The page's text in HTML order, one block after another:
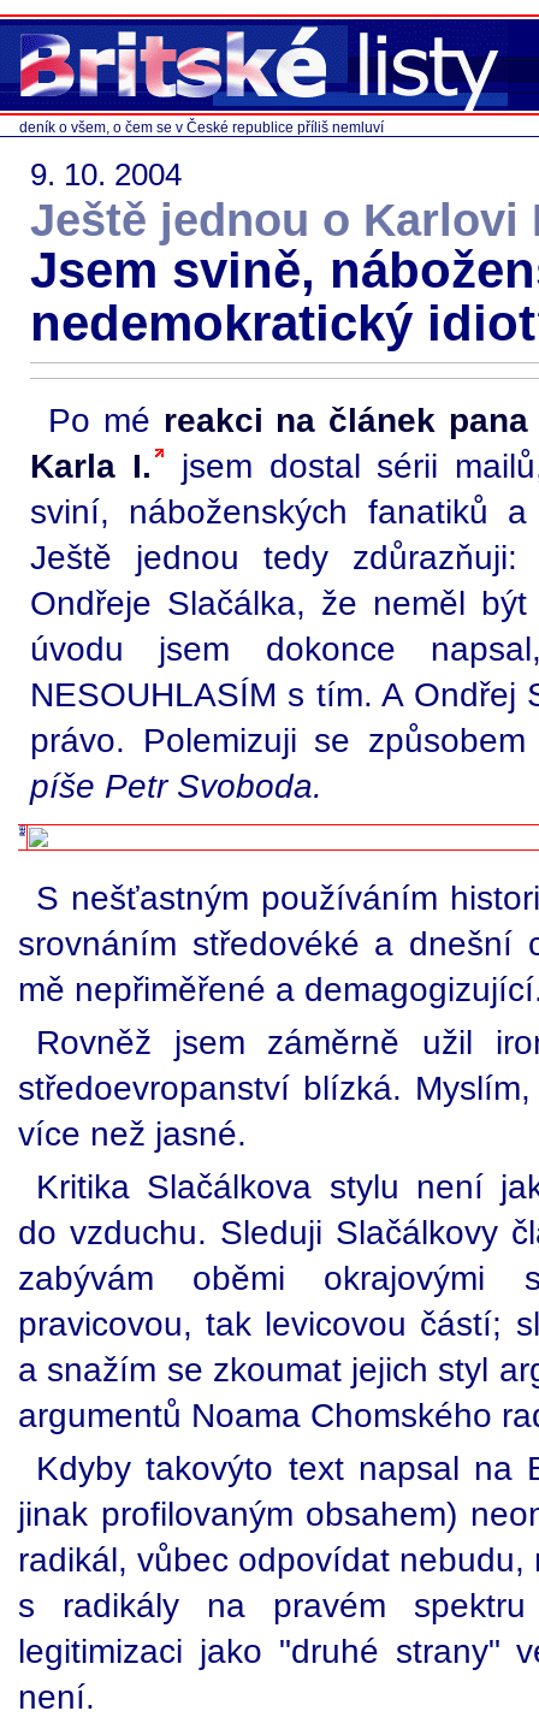
deník o všem, o čem se v České republice příliš nemluví
9. 10. 2004
Ještě jednou o Karlovi
Jsem svině,
nedemokratický
Po mé reakci na článek
Karla I.
jsem dostal sérii
sviní, náboženských fanatiků
Ještě jednou tedy zdůrazňuji:
Ondřeje Slačálka, že neměl
úvodu jsem dokonce
NESOUHLASÍM s tím. A Ondřej
právo. Polemizuji se
píše Petr Svoboda.
S nešťastným používáním
srovnáním středovéké a dnešní
mě nepřiměřené a
Rovněž jsem záměrně užil
středoevropanství blízká.
více než jasné.
Kritika Slačálkova stylu není
do vzduchu. Sleduji Slačálkovy
zabývám oběmi okrajovými
pravicovou, tak levicovou částí;
a snažím se zkoumat jejich styl
argumentů Noama Chomského
Kdyby takovýto text napsal na
jinak profilovaným obsahem)
radikál, vůbec odpovídat
s radikály na pravém
legitimizaci jako "druhé strany"
není.